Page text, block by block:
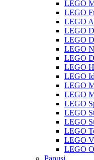
LEGO
LEGO
LEGO
LEGO
LEGO
LEGO
LEGO
LEGO
LEGO
LEGO
LEGO
LEGO
LEGO
LEGO
LEGO
LEGO
LEGO
Papusi